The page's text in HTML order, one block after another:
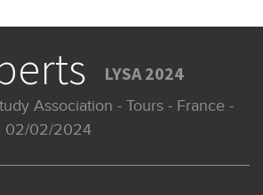
LYSA 2024
Association - Tours - France -
02/02/2024